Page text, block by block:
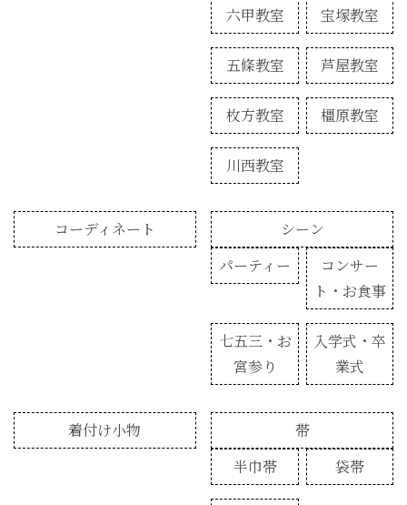
六甲教室
宝塚教室
五條教室 芦屋教室
枚方教室 橿原教室
川西教室
コーディネート
シーン
パーティー
コンサー
ト・お食事
七五三・お
宮参り
入学式・卒
業式
着付け小物
帯
半巾帯
袋帯